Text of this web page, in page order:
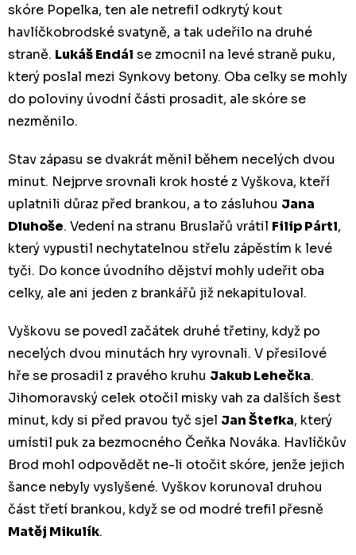
skóre Popelka, ten ale netrefil odkrytý kout
havlíčkobrodské svatyně, a tak udeřilo na druhé
straně. Lukáš Endál se zmocnil na levé straně puku,
který poslal mezi Synkovy betony. Oba celky se mohly
do poloviny úvodní části prosadit, ale skóre se
nezměnilo.
Stav zápasu se dvakrát měnil během necelých dvou
minut. Nejprve srovnali krok hosté z Vyškova, kteří
uplatnili důraz před brankou, a to zásluhou Jana
Dluhoše. Vedení na stranu Bruslařů vrátil Filip Pártl,
který vypustil nechytatelnou střelu zápěstím k levé
tyči. Do konce úvodního dějství mohly udeřit oba
celky, ale ani jeden z brankářů již nekapituloval.
Vyškovu se povedl začátek druhé třetiny, když po
necelých dvou minutách hry vyrovnali. V přesilové
hře se prosadil z pravého kruhu Jakub Lehečka.
Jihomoravský celek otočil misky vah za dalších šest
minut, kdy si před pravou tyč sjel Jan Štefka, který
umístil puk za bezmocného Čeňka Nováka. Havlíčkův
Brod mohl odpovědět ne-li otočit skóre, jenže jejich
šance nebyly vyslyšené. Vyškov korunoval druhou
část třetí brankou, když se od modré trefil přesně
Matěj Mikulík.